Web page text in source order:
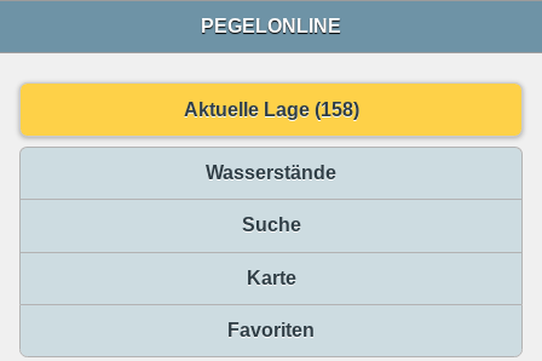
PEGELONLINE
Aktuelle Lage (158)
Wasserstände
Suche
Karte
Favoriten